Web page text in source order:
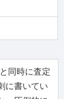
同時に査定
に書いてい